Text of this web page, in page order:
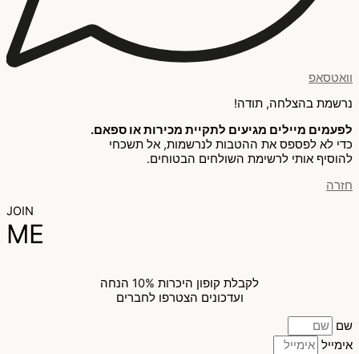
וואטסאפ
נרשמת בהצלחה, תודה!
לפעמים מיילים מגיעים לתקיית מכירות או ספאם.
כדי לא לפספס את ההטבות לנרשמות, אל תשכחי
להוסיף אותי לרשימת השולחים הבטוחים.
חזרה
JOIN
ME
לקבלת קופון היכרות 10% הנחה
ועדכונים הצטרפו לחברים
שם
אימייל